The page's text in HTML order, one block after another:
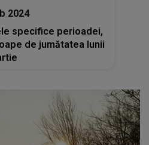
2024
specifice perioadei,
de jumătatea lunii